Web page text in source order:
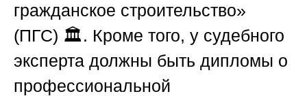
гражданское строительство»
(ПГС) 🏛️. Кроме того, у судебного
эксперта должны быть дипломы о
профессиональной